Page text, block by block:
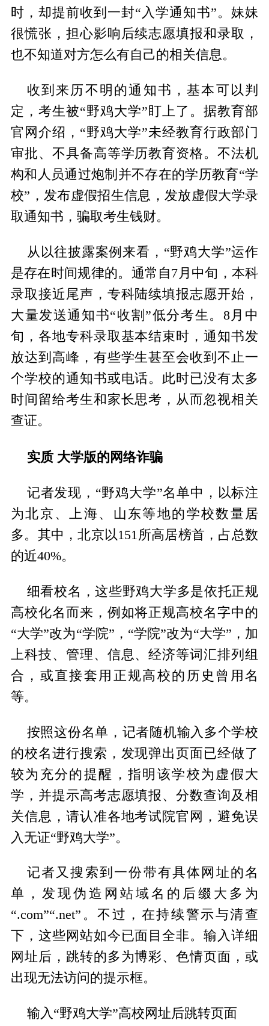
时，却提前收到一封“入学通知书”。妹妹
很慌张，担心影响后续志愿填报和录取，
也不知道对方怎么有自己的相关信息。
收到来历不明的通知书，基本可以判
定，考生被“野鸡大学”盯上了。据教育部
官网介绍，“野鸡大学”未经教育行政部门
审批、不具备高等学历教育资格。不法机
构和人员通过炮制并不存在的学历教育“学
校”，发布虚假招生信息，发放虚假大学录
取通知书，骗取考生钱财。
从以往披露案例来看，“野鸡大学”运作
是存在时间规律的。通常自7月中旬，本科
录取接近尾声，专科陆续填报志愿开始，
大量发送通知书“收割”低分考生。8月中
旬，各地专科录取基本结束时，通知书发
放达到高峰，有些学生甚至会收到不止一
个学校的通知书或电话。此时已没有太多
时间留给考生和家长思考，从而忽视相关
查证。
实质 大学版的网络诈骗
记者发现，“野鸡大学”名单中，以标注
为北京、上海、山东等地的学校数量居
多。其中，北京以151所高居榜首，占总数
的近40%。
细看校名，这些野鸡大学多是依托正规
高校化名而来，例如将正规高校名字中的
“大学”改为“学院”，“学院”改为“大学”，加
上科技、管理、信息、经济等词汇排列组
合，或直接套用正规高校的历史曾用名
等。
按照这份名单，记者随机输入多个学校
的校名进行搜索，发现弹出页面已经做了
较为充分的提醒，指明该学校为虚假大
学，并提示高考志愿填报、分数查询及相
关信息，请认准各地考试院官网，避免误
入无证“野鸡大学”。
记者又搜索到一份带有具体网址的名
单，发现伪造网站域名的后缀大多为
“.com”“.net”。不过，在持续警示与清查
下，这些网站如今已面目全非。输入详细
网址后，跳转的多为博彩、色情页面，或
出现无法访问的提示框。
输入“野鸡大学”高校网址后跳转页面